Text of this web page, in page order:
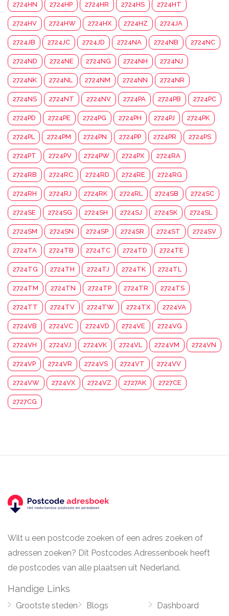
2724HN 2724HP 2724HR 2724HS 2724HT
2724HV 2724HW 2724HX 2724HZ 2724JA
2724JB 2724JC 2724JD 2724NA 2724NB 2724NC
2724ND 2724NE 2724NG 2724NH 2724NJ
2724NK 2724NL 2724NM 2724NN 2724NR
2724NS 2724NT 2724NV 2724PA 2724PB 2724PC
2724PD 2724PE 2724PG 2724PH 2724PJ 2724PK
2724PL 2724PM 2724PN 2724PP 2724PR 2724PS
2724PT 2724PV 2724PW 2724PX 2724RA
2724RB 2724RC 2724RD 2724RE 2724RG
2724RH 2724RJ 2724RK 2724RL 2724SB 2724SC
2724SE 2724SG 2724SH 2724SJ 2724SK 2724SL
2724SM 2724SN 2724SP 2724SR 2724ST 2724SV
2724TA 2724TB 2724TC 2724TD 2724TE
2724TG 2724TH 2724TJ 2724TK 2724TL
2724TM 2724TN 2724TP 2724TR 2724TS
2724TT 2724TV 2724TW 2724TX 2724VA
2724VB 2724VC 2724VD 2724VE 2724VG
2724VH 2724VJ 2724VK 2724VL 2724VM 2724VN
2724VP 2724VR 2724VS 2724VT 2724VV
2724VW 2724VX 2724VZ 2727AK 2727CE
2727CG
Wilt u een postcode zoeken of een adres zoeken of
adressen zoeken? Dit Postcodes Adressenboek heeft
de postcodes van alle plaatsen uit Nederland.
Handige Links
Grootste steden Blogs Dashboard